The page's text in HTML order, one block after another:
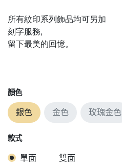
所有紋印系列飾品均可另加
刻字服務,
留下最美的回憶。
顏色
銀色 金色 玫瑰金色
款式
單面 雙面